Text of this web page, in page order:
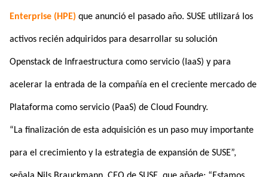
Enterprise (HPE) que anunció el pasado año. SUSE utilizará los
activos recién adquiridos para desarrollar su solución
Openstack de Infraestructura como servicio (IaaS) y para
acelerar la entrada de la compañía en el creciente mercado de
Plataforma como servicio (PaaS) de Cloud Foundry.
“La finalización de esta adquisición es un paso muy importante
para el crecimiento y la estrategia de expansión de SUSE”,